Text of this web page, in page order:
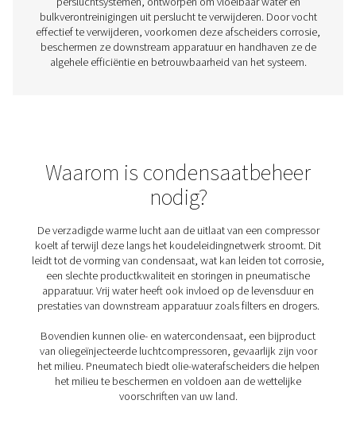
Nakoelers zijn essentieel in persluchtsystemen,
lucht koelen voordat deze stroomafwaartse apparatuur
proces vermindert de vochtigheid en voorkomt
corrosie, schade en een slechte luchtkwaliteit kan
Door overtollige warmte en vocht te verwijderen,
nakoelers de systeemefficiëntie, beschermen ze
verbeteren ze de betrouwbaarheid in industrieën als
voedingsmiddelen en dranken en